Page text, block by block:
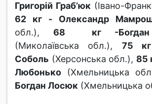
Григорій Граб’юк (Івано-
62 кг -
Олександр
обл.), 68 кг -Богдан
(Миколаївська обл.), 75
Соболь (Херсонська обл.), 85
Любонько (Хмельницька
Богдан Лосюк (Хмельницька